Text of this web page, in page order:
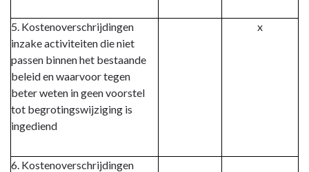
5. Kostenoverschrijdingen
inzake activiteiten die niet
passen binnen het bestaande
beleid en waarvoor tegen
beter weten in geen voorstel
tot begrotingswijziging is
ingediend
x
6. Kostenoverschrijdingen